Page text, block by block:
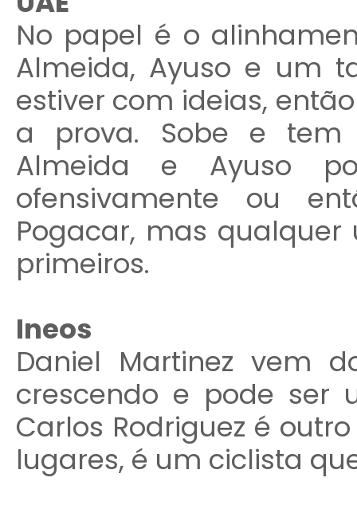
No papel é o
Almeida, Ayuso e um
estiver com ideias,
a prova. Sobe e tem
Almeida e Ayuso
ofensivamente ou
Pogacar, mas
primeiros.
Ineos
Daniel Martinez vem
crescendo e pode ser
Carlos Rodriguez é
lugares, é um ciclista